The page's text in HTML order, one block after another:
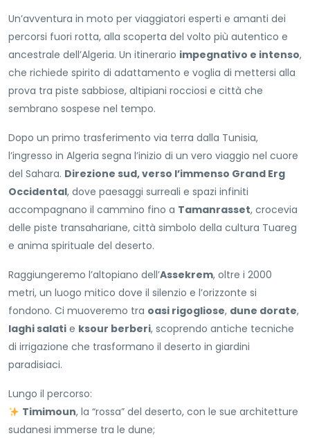
Un’avventura in moto per viaggiatori esperti e amanti dei
percorsi fuori rotta, alla scoperta del volto più autentico e
ancestrale dell’Algeria. Un itinerario impegnativo e intenso,
che richiede spirito di adattamento e voglia di mettersi alla
prova tra piste sabbiose, altipiani rocciosi e città che
sembrano sospese nel tempo.
Dopo un primo trasferimento via terra dalla Tunisia,
l’ingresso in Algeria segna l’inizio di un vero viaggio nel cuore
del Sahara. Direzione sud, verso l’immenso Grand Erg
Occidental, dove paesaggi surreali e spazi infiniti
accompagnano il cammino fino a Tamanrasset, crocevia
delle piste transahariane, città simbolo della cultura Tuareg
e anima spirituale del deserto.
Raggiungeremo l’altopiano dell’Assekrem, oltre i 2000
metri, un luogo mitico dove il silenzio e l’orizzonte si
fondono. Ci muoveremo tra oasi rigogliose, dune dorate,
laghi salati e ksour berberi, scoprendo antiche tecniche
di irrigazione che trasformano il deserto in giardini
paradisiaci.
Lungo il percorso:
Timimoun, la “rossa” del deserto, con le sue architetture
sudanesi immerse tra le dune;